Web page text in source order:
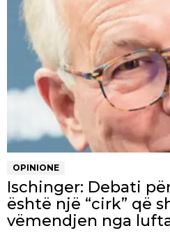
OPINIONE
Ischinger: Debati
është një “cirk” që
vëmendjen nga